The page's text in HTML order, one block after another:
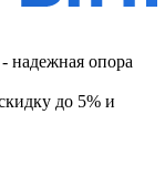
надежная опора
до 5% и